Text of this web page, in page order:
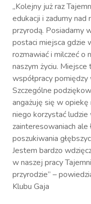
„Kolejny już raz
edukacji i zadumy nad
przyrodą. Posiadamy
postaci miejsca gdzie
rozmawiać i milczeć o
naszym życiu.
współpracy
Szczególne
angażuję się w
niego korzystać
zainteresowaniach
poszukiwania
Jestem bardzo
w naszej pracy
przyrodzie” –
Klubu Gaja